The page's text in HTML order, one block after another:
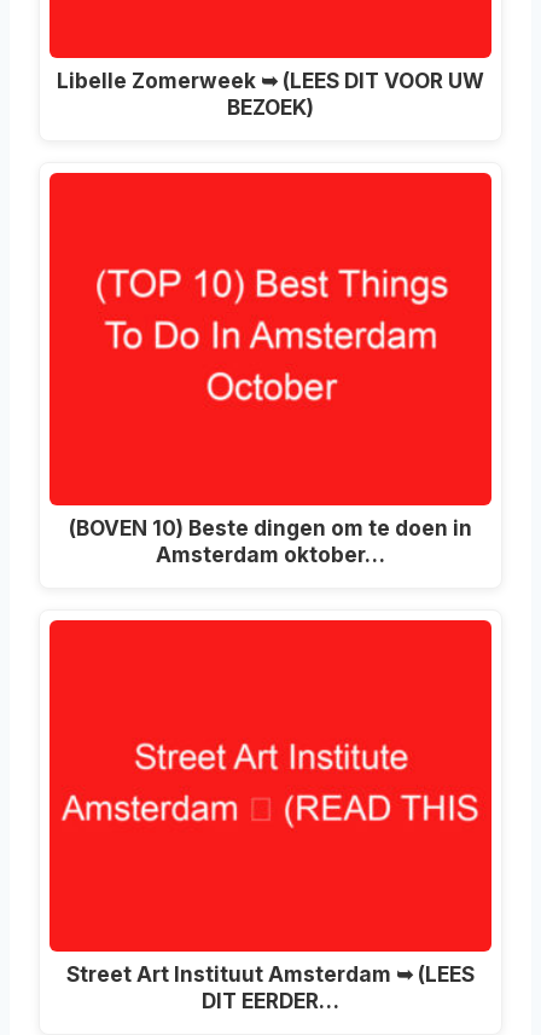
Libelle Zomerweek ➥ (LEES DIT VOOR UW
BEZOEK)
(BOVEN 10) Beste dingen om te doen in
Amsterdam oktober…
Street Art Instituut Amsterdam ➥ (LEES
DIT EERDER…